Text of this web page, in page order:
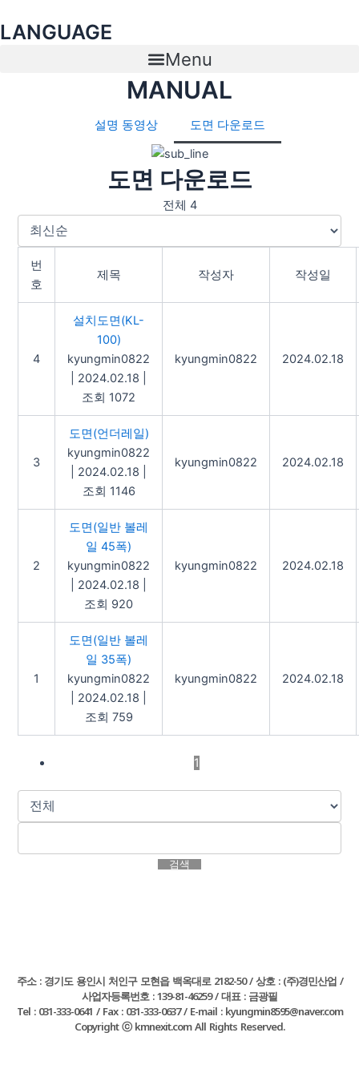
텐LANGUAGE
Menu
MANUAL
설명 동영상 도면 다운로드
도면 다운로드
전체 4
번
호
제목 작성자 작성일
4
설치도면(KL-
100)
kyungmin0822
2024.02.18
조회 1072
kyungmin0822 2024.02.18
3
도면(언더레일)
kyungmin0822
2024.02.18
조회 1146
kyungmin0822 2024.02.18
2
도면(일반 볼레
일 45폭)
kyungmin0822
2024.02.18
조회 920
kyungmin0822 2024.02.18
1
도면(일반 볼레
일 35폭)
kyungmin0822
2024.02.18
조회 759
kyungmin0822 2024.02.18
1
검색
주소 : 경기도 용인시 처인구 모현읍 백옥대로 2182-50 / 상호 : (주)경민산업 /
사업자등록번호 : 139-81-46259 / 대표 : 금광필
Tel : 031-333-0641 / Fax : 031-333-0637 / E-mail : kyungmin8595@naver.com
Copyright ⓒ kmnexit.com All Rights Reserved.